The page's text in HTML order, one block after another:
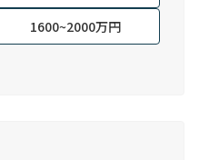
1600~2000万円